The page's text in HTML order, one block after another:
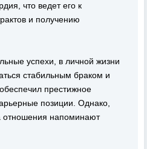
что ведет его к
и получению
успехи, в личной жизни
стабильным браком и
престижное
позиции. Однако,
отношения напоминают